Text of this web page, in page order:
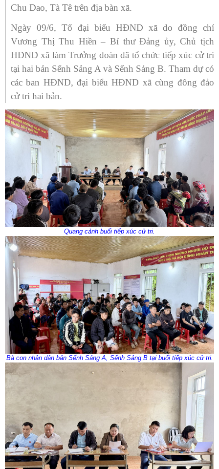
Chu Dao, Tà Tê trên địa bàn xã.
Ngày 09/6, Tổ đại biểu HĐND xã do đồng chí
Vương Thị Thu Hiền – Bí thư Đảng ủy, Chủ tịch
HĐND xã làm Trưởng đoàn đã tổ chức tiếp xúc cử tri
tại hai bản Sểnh Sảng A và Sểnh Sảng B. Tham dự có
các ban HĐND, đại biểu HĐND xã cùng đông đảo
cử tri hai bản.
Quang cảnh buổi tiếp xúc cử tri.
Bà con nhân dân bản Sểnh Sảng A, Sểnh Sảng B tại buổi tiếp xúc cử tri.